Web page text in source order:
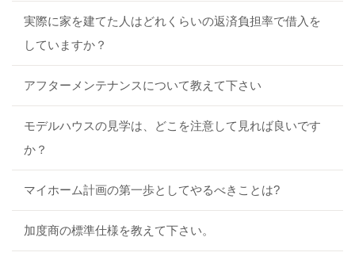
実際に家を建てた人はどれくらいの返済負担率で借入を
していますか？
アフターメンテナンスについて教えて下さい
モデルハウスの見学は、どこを注意して見れば良いです
か？
マイホーム計画の第一歩としてやるべきことは?
加度商の標準仕様を教えて下さい。